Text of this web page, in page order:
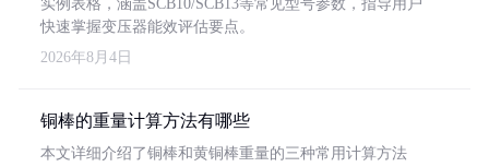
实例表格，涵盖SCB10/SCB13等常见型号参数，指导用户
快速掌握变压器能效评估要点。
2026年8月4日
铜棒的重量计算方法有哪些
本文详细介绍了铜棒和黄铜棒重量的三种常用计算方法